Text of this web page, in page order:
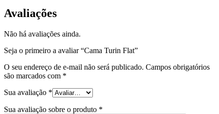
Avaliações
Não há avaliações ainda.
Seja o primeiro a avaliar “Cama Turin Flat”
O seu endereço de e-mail não será publicado. Campos obrigatórios
são marcados com *
Sua avaliação *
Sua avaliação sobre o produto *